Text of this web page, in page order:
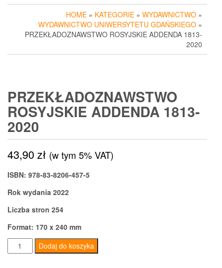
HOME » KATEGORIE » WYDAWNICTWO »
WYDAWNICTWO UNIWERSYTETU GDAŃSKIEGO »
PRZEKŁADOZNAWSTWO ROSYJSKIE ADDENDA 1813-
2020
PRZEKŁADOZNAWSTWO
ROSYJSKIE ADDENDA 1813-
2020
43,90zł (w tym 5% VAT)
ISBN: 978-83-8206-457-5
Rok wydania 2022
Liczba stron 254
Format: 170 x 240 mm
ilość
Przekładoznawstwo
Dodaj do koszyka